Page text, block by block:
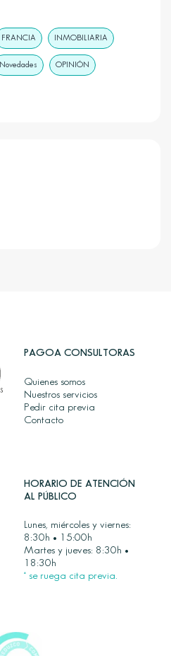
FRANCIA INMOBILIARIA
Novedades OPINIÓN
PAGOA CONSULTORAS
Quienes somos
Nuestros servicios
Pedir cita previa
Contacto
HORARIO DE ATENCIÓN
AL PÚBLICO
Lunes, miércoles y viernes:
8:30h • 15:00h
Martes y jueves: 8:30h •
18:30h
* se ruega cita previa.